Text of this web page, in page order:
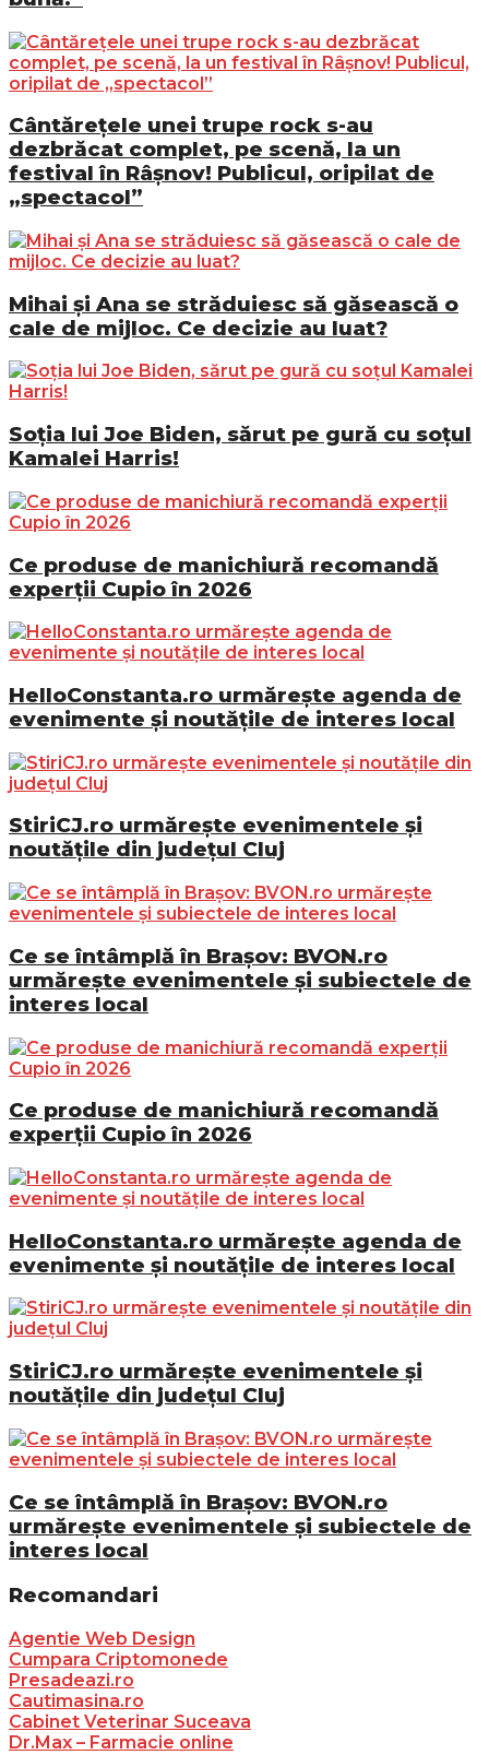
Cântărețele unei trupe rock s-au
dezbrăcat complet, pe scenă, la un
festival în Râșnov! Publicul, oripilat de
„spectacol”
Mihai și Ana se străduiesc să găsească o
cale de mijloc. Ce decizie au luat?
Soția lui Joe Biden, sărut pe gură cu soțul
Kamalei Harris!
Ce produse de manichiură recomandă
experții Cupio în 2026
HelloConstanta.ro urmărește agenda de
evenimente și noutățile de interes local
StiriCJ.ro urmărește evenimentele și
noutățile din județul Cluj
Ce se întâmplă în Brașov: BVON.ro
urmărește evenimentele și subiectele de
interes local
Ce produse de manichiură recomandă
experții Cupio în 2026
HelloConstanta.ro urmărește agenda de
evenimente și noutățile de interes local
StiriCJ.ro urmărește evenimentele și
noutățile din județul Cluj
Ce se întâmplă în Brașov: BVON.ro
urmărește evenimentele și subiectele de
interes local
Recomandari
Agentie Web Design
Cumpara Criptomonede
Presadeazi.ro
Cautimasina.ro
Cabinet Veterinar Suceava
Dr.Max – Farmacie online